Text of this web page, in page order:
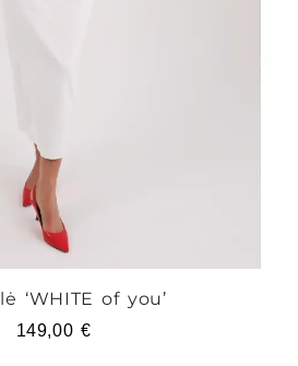
‘WHITE of you’
149,00 €